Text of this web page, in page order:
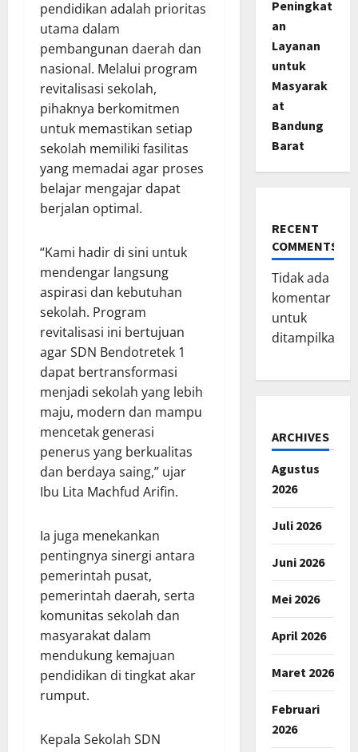
pendidikan adalah prioritas
utama dalam
pembangunan daerah dan
nasional. Melalui program
revitalisasi sekolah,
pihaknya berkomitmen
untuk memastikan setiap
sekolah memiliki fasilitas
yang memadai agar proses
belajar mengajar dapat
berjalan optimal.
“Kami hadir di sini untuk
mendengar langsung
aspirasi dan kebutuhan
sekolah. Program
revitalisasi ini bertujuan
agar SDN Bendotretek 1
dapat bertransformasi
menjadi sekolah yang lebih
maju, modern dan mampu
mencetak generasi
penerus yang berkualitas
dan berdaya saing,” ujar
Ibu Lita Machfud Arifin.
Ia juga menekankan
pentingnya sinergi antara
pemerintah pusat,
pemerintah daerah, serta
komunitas sekolah dan
masyarakat dalam
mendukung kemajuan
pendidikan di tingkat akar
rumput.
Kepala Sekolah SDN
Peningkat
an
Layanan
untuk
Masyarak
at
Bandung
Barat
RECENT
COMMENTS
Tidak ada
komentar
untuk
ditampilkan.
ARCHIVES
Agustus
2026
Juli 2026
Juni 2026
Mei 2026
April 2026
Maret 2026
Februari
2026